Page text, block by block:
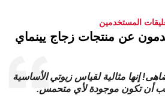
المستخدمين
عن منتجات زجاج يينماي
إنها مثالية لقياس زيوتي الأساسية
يجب أن تكون موجودة لأي متحمس.